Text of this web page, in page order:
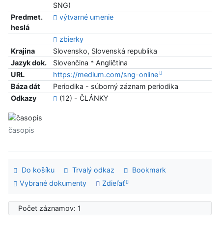
SNG)
Predmet.
heslá
výtvarné umenie
zbierky
Krajina
Slovensko, Slovenská republika
Jazyk dok.
Slovenčina * Angličtina
URL
https://medium.com/sng-online
Báza dát
Periodika - súborný záznam periodika
Odkazy
(12) - ČLÁNKY
časopis
Do košíku Trvalý odkaz
Bookmark
Vybrané dokumenty
Zdieľať
Počet záznamov: 1